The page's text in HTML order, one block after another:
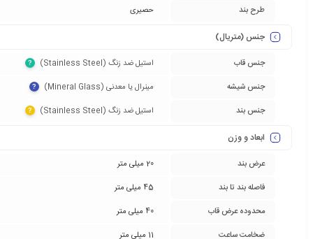
طرح بند حصیری
جنس (متریال)
جنس قاب استیل ضد زنگ (Stainless Steel)‏ ?
جنس شیشه مینرال یا معدنی (Mineral Glass)‏ ?
جنس بند استیل ضد زنگ (Stainless Steel)‏ ?
ابعاد و وزن
عرض بند
20 میلی متر
فاصله بند تا بند
45 میلی متر
محدوده عرض قاب
40 میلی متر
ضخامت ساعت
11 میلی متر